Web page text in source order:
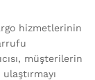
hizmetlerinin
müşterilerin